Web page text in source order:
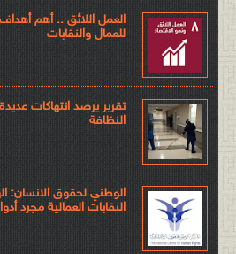
العمل اللائق .. أهم
للعمال والنقابات
تقرير يرصد انتهاكات
النظافة
الوطني لحقوق الانسان:
النقابات العمالية مجرد